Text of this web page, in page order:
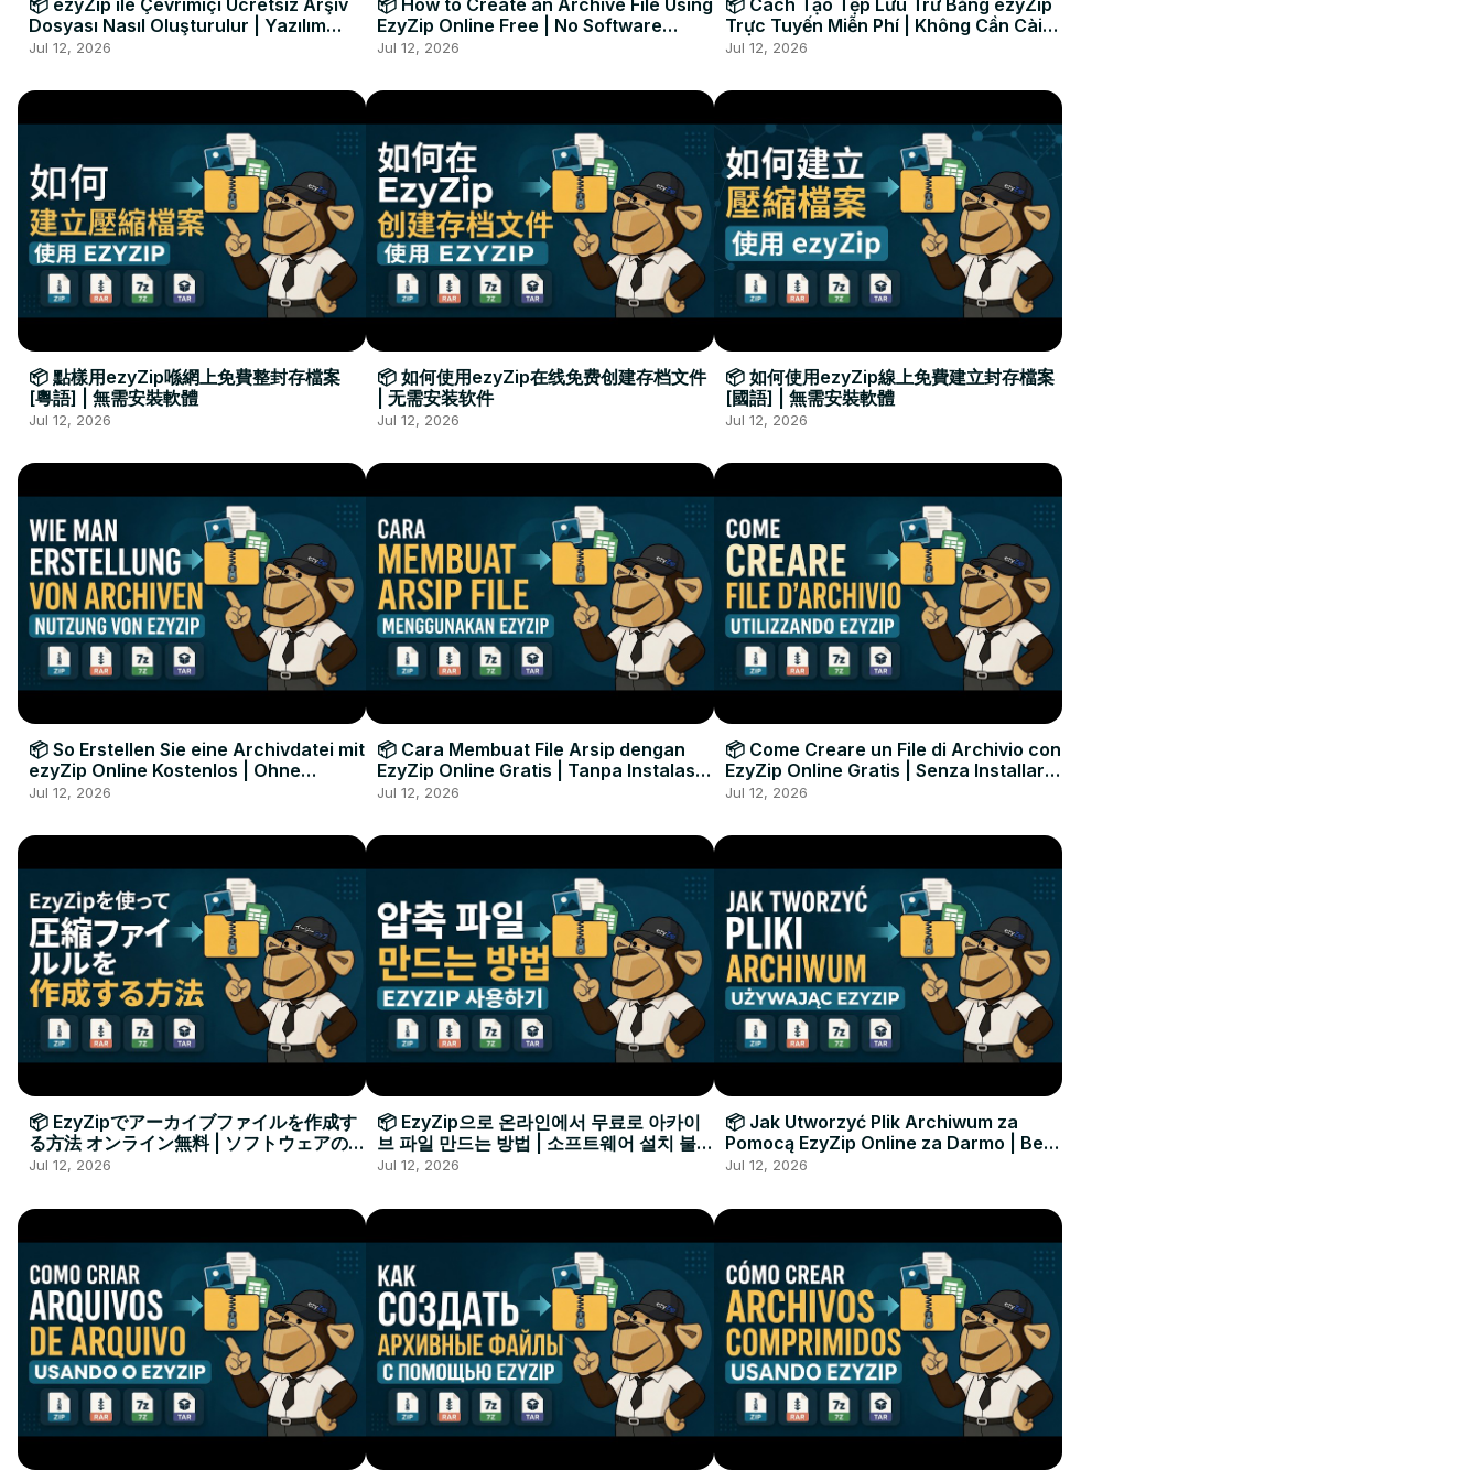
Dosyası Nasıl Oluşturulur | Yazılım
Kurulumu Gerekmez
Jul 12, 2026
EzyZip Online Free | No Software
Installation Required
Jul 12, 2026
Trực Tuyến Miễn Phí | Không Cần Cài
Đặt Phần Mềm
Jul 12, 2026
📦 點樣用ezyZip喺網上免費整封存檔案
[粵語] | 無需安裝軟體
Jul 12, 2026
📦 如何使用ezyZip在线免费创建存档文件
| 无需安装软件
Jul 12, 2026
📦 如何使用ezyZip線上免費建立封存檔案
[國語] | 無需安裝軟體
Jul 12, 2026
📦 So Erstellen Sie eine Archivdatei mit
ezyZip Online Kostenlos | Ohne
Softwareinstallation
Jul 12, 2026
📦 Cara Membuat File Arsip dengan
EzyZip Online Gratis | Tanpa Instalasi
Perangkat Lunak
Jul 12, 2026
📦 Come Creare un File di Archivio con
EzyZip Online Gratis | Senza Installare
Software
Jul 12, 2026
📦 EzyZipでアーカイブファイルを作成す
る方法 オンライン無料 | ソフトウェアのイ
ンストール不要
Jul 12, 2026
📦 EzyZip으로 온라인에서 무료로 아카이
브 파일 만드는 방법 | 소프트웨어 설치 불필
요
Jul 12, 2026
📦 Jak Utworzyć Plik Archiwum za
Pomocą EzyZip Online za Darmo | Bez
Instalacji Oprogramowania
Jul 12, 2026